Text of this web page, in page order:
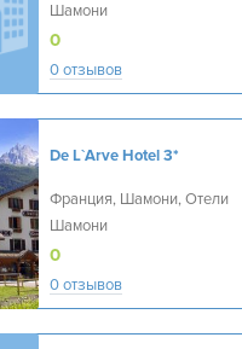
Шамони
0
0 отзывов
De L`Arve Hotel3*
Франция, Шамони, Отели
Шамони
0
0 отзывов